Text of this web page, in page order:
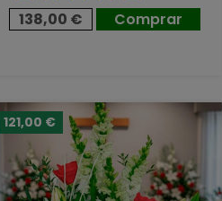
138,00 €
Comprar
121,00 €